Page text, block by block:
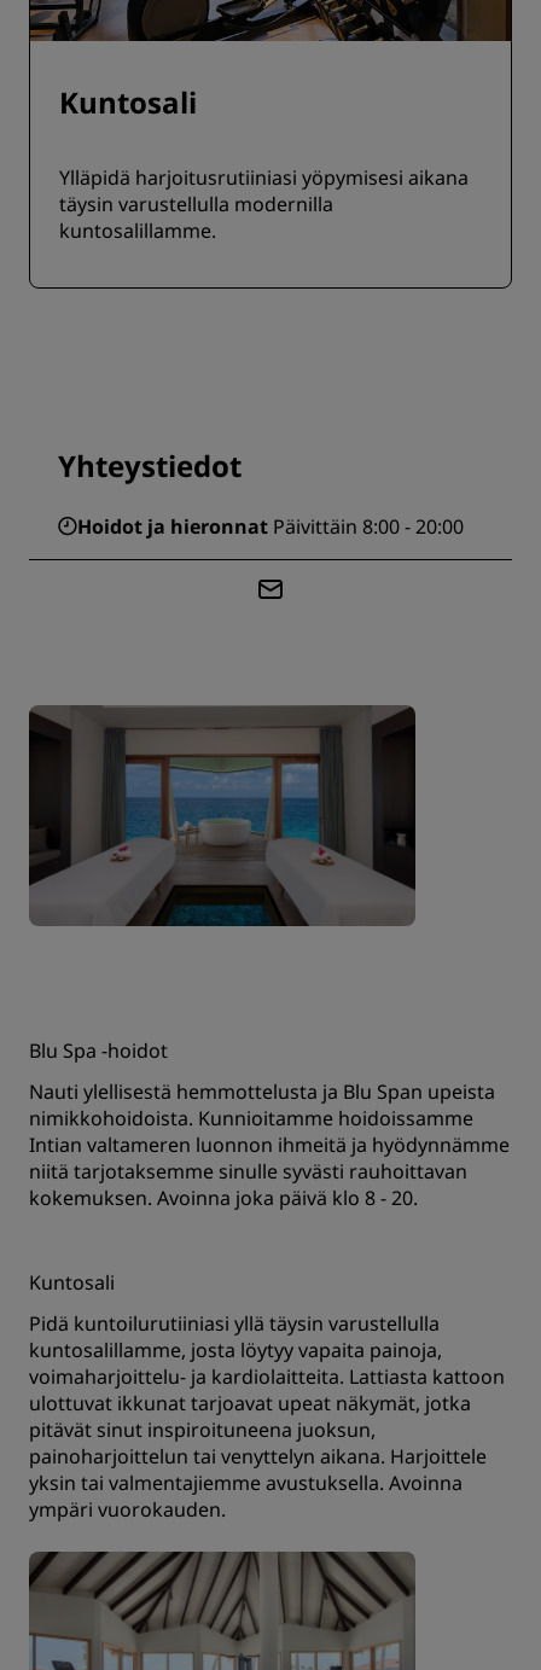
Kuntosali
Ylläpidä harjoitusrutiiniasi yöpymisesi aikana
täysin varustellulla modernilla
kuntosalillamme.
Yhteystiedot
Hoidot ja hieronnat Päivittäin 8:00 - 20:00
Blu Spa -hoidot
Nauti ylellisestä hemmottelusta ja Blu Span upeista
nimikkohoidoista. Kunnioitamme hoidoissamme
Intian valtameren luonnon ihmeitä ja hyödynnämme
niitä tarjotaksemme sinulle syvästi rauhoittavan
kokemuksen. Avoinna joka päivä klo 8 - 20.
Kuntosali
Pidä kuntoilurutiiniasi yllä täysin varustellulla
kuntosalillamme, josta löytyy vapaita painoja,
voimaharjoittelu- ja kardiolaitteita. Lattiasta kattoon
ulottuvat ikkunat tarjoavat upeat näkymät, jotka
pitävät sinut inspiroituneena juoksun,
painoharjoittelun tai venyttelyn aikana. Harjoittele
yksin tai valmentajiemme avustuksella. Avoinna
ympäri vuorokauden.